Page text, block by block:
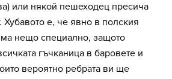
или някой пешеходец пресича
Хубавото е, че явно в полския
нещо специално, защото
гъчканица в баровете и
вероятно ребрата ви ще